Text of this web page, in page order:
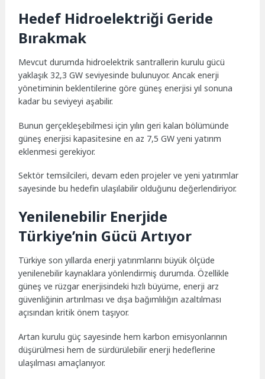
Hedef Hidroelektriği Geride
Bırakmak
Mevcut durumda hidroelektrik santrallerin kurulu gücü
yaklaşık 32,3 GW seviyesinde bulunuyor. Ancak enerji
yönetiminin beklentilerine göre güneş enerjisi yıl sonuna
kadar bu seviyeyi aşabilir.
Bunun gerçekleşebilmesi için yılın geri kalan bölümünde
güneş enerjisi kapasitesine en az 7,5 GW yeni yatırım
eklenmesi gerekiyor.
Sektör temsilcileri, devam eden projeler ve yeni yatırımlar
sayesinde bu hedefin ulaşılabilir olduğunu değerlendiriyor.
Yenilenebilir Enerjide
Türkiye’nin Gücü Artıyor
Türkiye son yıllarda enerji yatırımlarını büyük ölçüde
yenilenebilir kaynaklara yönlendirmiş durumda. Özellikle
güneş ve rüzgar enerjisindeki hızlı büyüme, enerji arz
güvenliğinin artırılması ve dışa bağımlılığın azaltılması
açısından kritik önem taşıyor.
Artan kurulu güç sayesinde hem karbon emisyonlarının
düşürülmesi hem de sürdürülebilir enerji hedeflerine
ulaşılması amaçlanıyor.